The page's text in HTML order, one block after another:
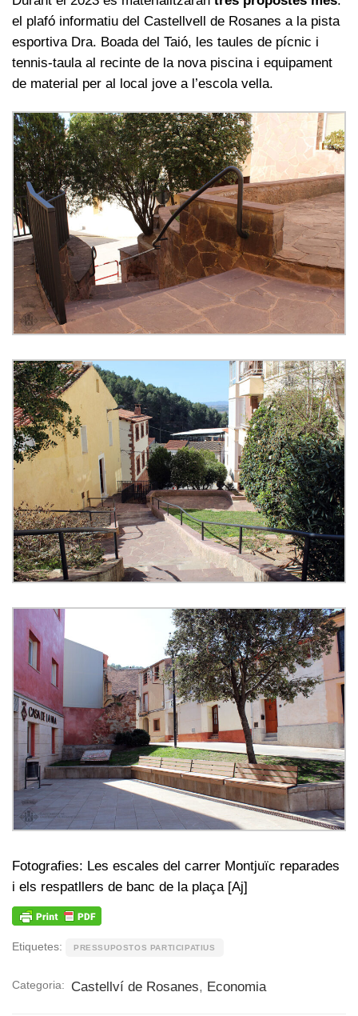
el plafó informatiu del Castellvell de Rosanes a la pista
esportiva Dra. Boada del Taió, les taules de pícnic i
tennis-taula al recinte de la nova piscina i equipament
de material per al local jove a l’escola vella.
Fotografies: Les escales del carrer Montjuïc reparades
i els respatllers de banc de la plaça [Aj]
Etiquetes: PRESSUPOSTOS PARTICIPATIUS
Categoria: Castellví de Rosanes, Economia